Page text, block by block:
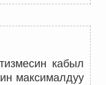
кабыл
максималдуу